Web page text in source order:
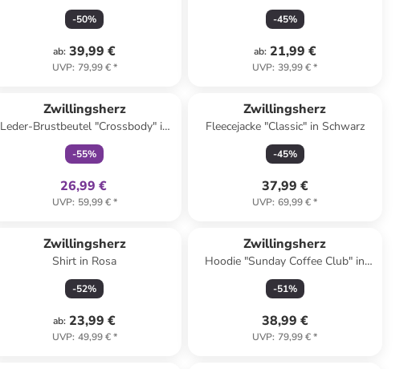
-50%
ab: 39,99 €
UVP: 79,99 €*
-45%
ab: 21,99 €
UVP: 39,99 €*
Zwillingsherz
Leder-Brustbeutel "Crossbody" in
Silber - (B)23 x (H)14 cm
-55%
26,99 €
UVP: 59,99 €*
Zwillingsherz
Fleecejacke "Classic" in Schwarz
-45%
37,99 €
UVP: 69,99 €*
Zwillingsherz
Shirt in Rosa
-52%
ab: 23,99 €
UVP: 49,99 €*
Zwillingsherz
Hoodie "Sunday Coffee Club" in
Rosa
-51%
38,99 €
UVP: 79,99 €*